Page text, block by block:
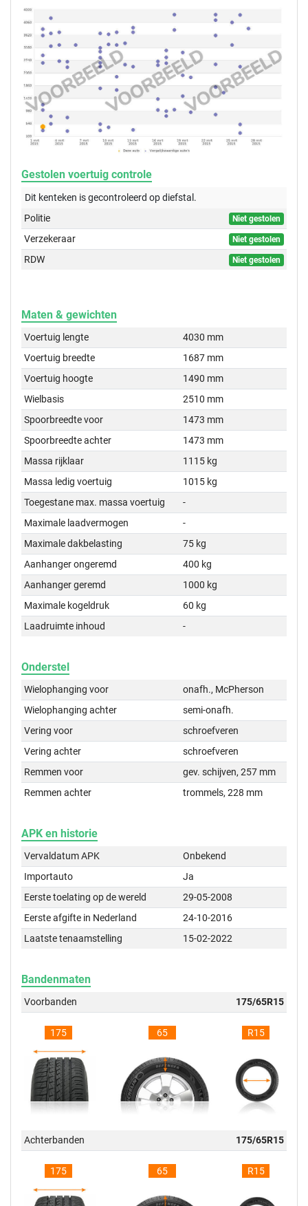
Gestolen voertuig controle
Dit kenteken is gecontroleerd opdiefstal.
Politie
Niet gestolen
Verzekeraar Niet gestolen
RDW Niet gestolen
Maten & gewichten
Voertuig lengte
4030 mm
Voertuig breedte
1687 mm
Voertuig hoogte
1490 mm
Wielbasis
2510 mm
Spoorbreedte voor
1473 mm
Spoorbreedte achter
1473 mm
Massa rijklaar
1115 kg
Massa ledig voertuig
1015 kg
Toegestane max. massa voertuig
-
Maximale laadvermogen
-
Maximale dakbelasting
75 kg
Aanhanger ongeremd
400 kg
Aanhanger geremd
1000 kg
Maximale kogeldruk
60 kg
Laadruimte inhoud
-
Onderstel
Wielophanging voor
onafh., McPherson
Wielophanging achter
semi-onafh.
Vering voor
schroefveren
Vering achter
schroefveren
Remmen voor
gev. schijven, 257 mm
Remmen achter
trommels, 228 mm
APK en historie
Vervaldatum APK
Onbekend
Importauto
Ja
Eerste toelating op de wereld
29-05-2008
Eerste afgifte in Nederland
24-10-2016
Laatste tenaamstelling
15-02-2022
Bandenmaten
Voorbanden 175/65R15
175 65 R15
Achterbanden 175/65R15
175 65 R15